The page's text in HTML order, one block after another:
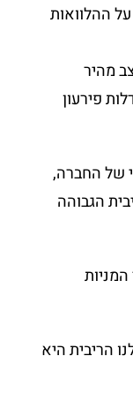
ההלוואות
מהיר
פירעון
של החברה,
הגבוהה
הריבית היא